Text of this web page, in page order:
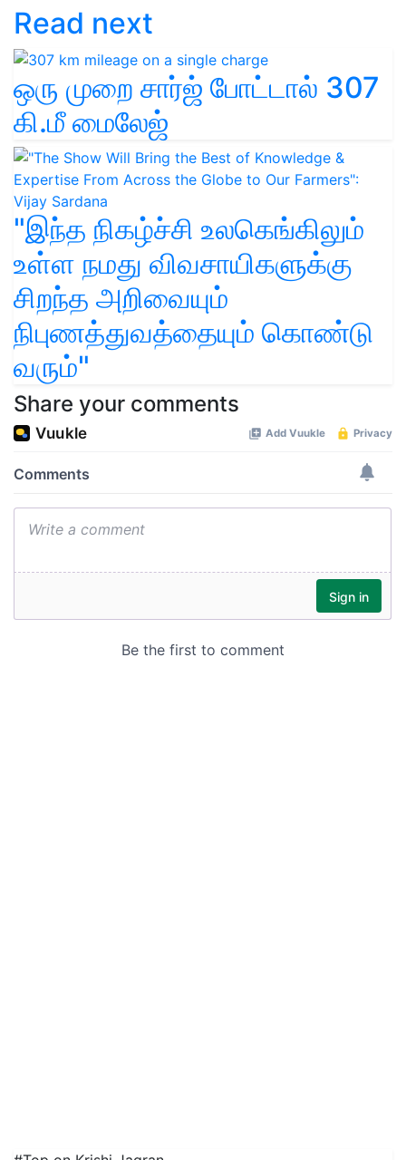
Read next
ஒரு முறை சார்ஜ் போட்டால் 307
கி.மீ மைலேஜ்
"இந்த நிகழ்ச்சி உலகெங்கிலும்
உள்ள நமது விவசாயிகளுக்கு
சிறந்த அறிவையும்
நிபுணத்துவத்தையும் கொண்டு
வரும்"
Share your comments